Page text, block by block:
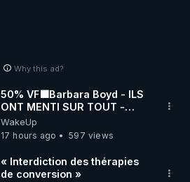
Why this ad?
50% VF🟩Barbara Boyd - ILS
ONT MENTI SUR TOUT -
Jocelyne Traduction
WakeUp
17 hours ago
597 views
« Interdiction des thérapies
de conversion »